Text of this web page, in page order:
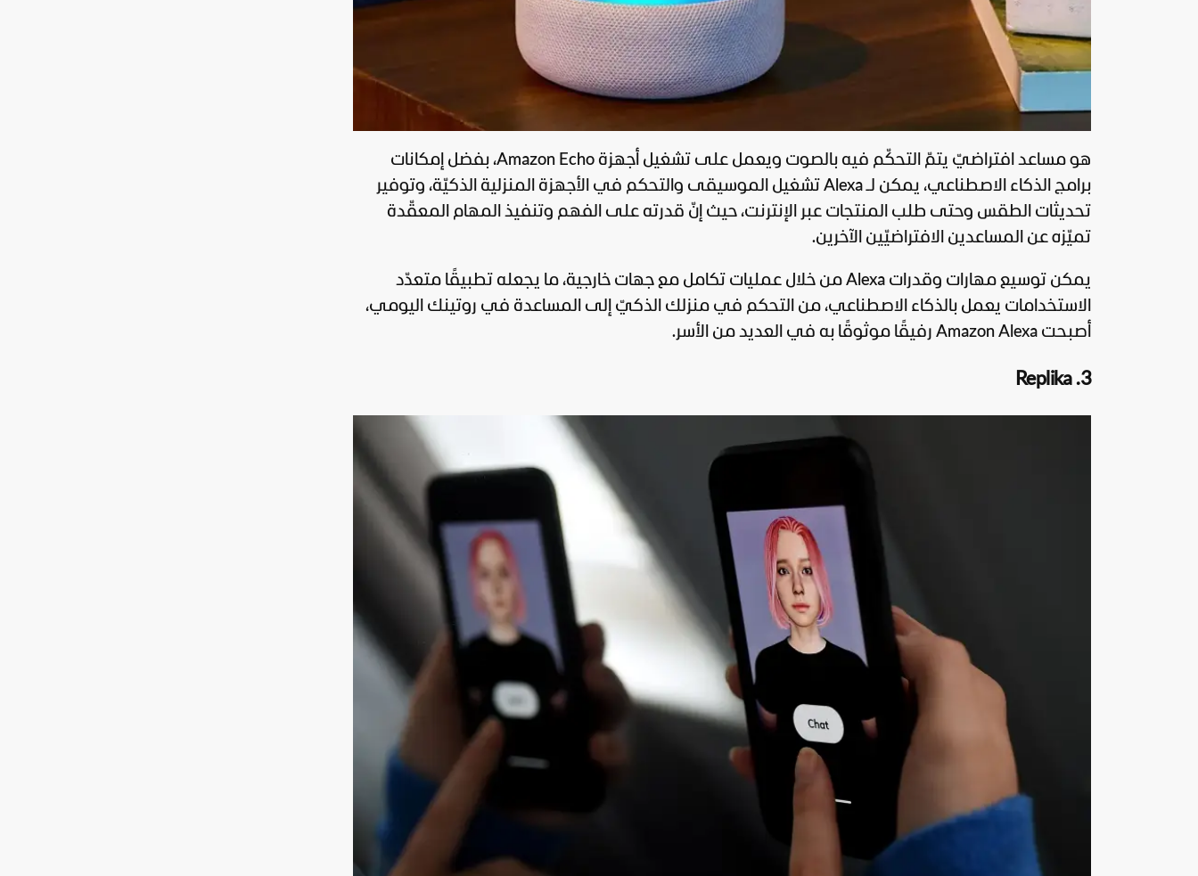
هو مساعد افتراضيّ يتمّ التحكّم فيه بالصوت ويعمل على تشغيل أجهزة Amazon Echo، بفضل إمكانات
برامج الذكاء الاصطناعي، يمكن لـ Alexa تشغيل الموسيقى والتحكم في الأجهزة المنزلية الذكيّة، وتوفير
تحديثات الطقس وحتى طلب المنتجات عبر الإنترنت، حيث إنّ قدرته على الفهم وتنفيذ المهام المعقّدة
تميّزه عن المساعدين الافتراضيّين الآخرين.
يمكن توسيع مهارات وقدرات Alexa من خلال عمليات تكامل مع جهات خارجية، ما يجعله تطبيقًا متعدّد
الاستخدامات يعمل بالذكاء الاصطناعي، من التحكم في منزلك الذكيّ إلى المساعدة في روتينك اليومي،
أصبحت Amazon Alexa رفيقًا موثوقًا به في العديد من الأسر.
3. Replika